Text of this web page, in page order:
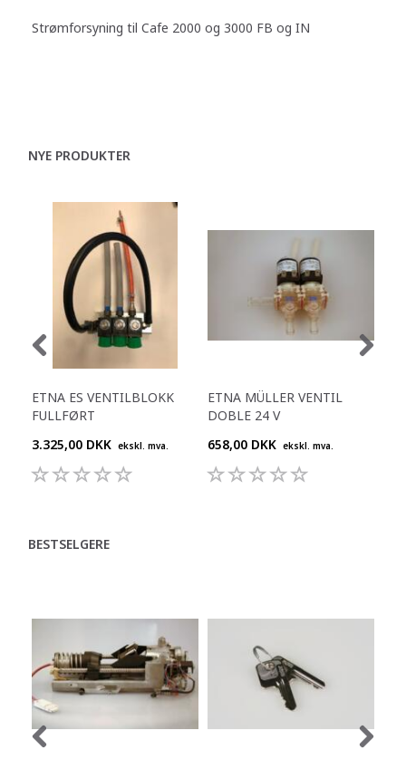
Strømforsyning til Cafe 2000 og 3000 FB og IN
NYE PRODUKTER
ETNA ES VENTILBLOKK
FULLFØRT
3.325,00 DKK ekskl. mva.
ETNA MÜLLER VENTIL
DOBLE 24 V
658,00 DKK ekskl. mva.
BESTSELGERE